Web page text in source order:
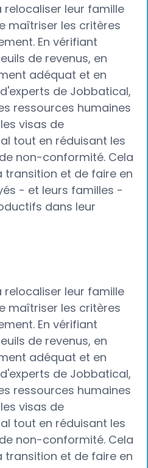
relocaliser leur famille
maîtriser les critères
En vérifiant
de revenus, en
adéquat et en
de Jobbatical,
ressources humaines
visas de
tout en réduisant les
non-conformité. Cela
et de faire en
- et leurs familles -
dans leur
relocaliser leur famille
maîtriser les critères
En vérifiant
de revenus, en
adéquat et en
de Jobbatical,
ressources humaines
visas de
tout en réduisant les
non-conformité. Cela
et de faire en